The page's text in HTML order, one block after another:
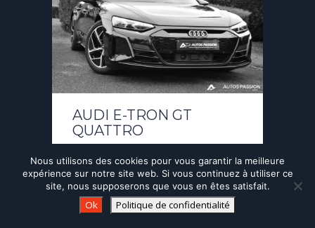
AUDI E-TRON GT
QUATTRO
Année: 02/2022 KM: 19.400 Boîte:
Automatique
Nous utilisons des cookies pour vous garantir la meilleure
expérience sur notre site web. Si vous continuez à utiliser ce
site, nous supposerons que vous en êtes satisfait.
Ok Politique de confidentialité